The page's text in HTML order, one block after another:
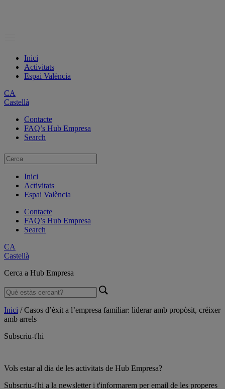
Inici
Activitats
Espai València
CA
Castellà
Contacte
FAQ’s Hub Empresa
Search
Inici
Activitats
Espai València
Contacte
FAQ’s Hub Empresa
Search
CA
Castellà
Cerca a Hub Empresa
Inici /Casos d’èxit a l’empresa familiar: liderar amb propòsit, créixer
amb arrels
Subscriu-t'hi
Vols estar al dia de les activitats de Hub Empresa?
Subscriu-t'hi a la newsletter i t'informarem per email de les properes